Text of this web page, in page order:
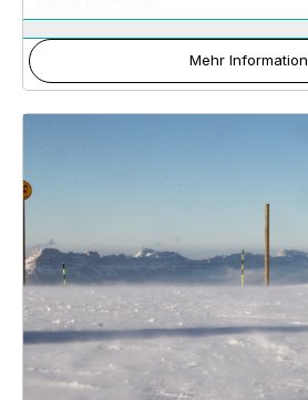
Mehr Information